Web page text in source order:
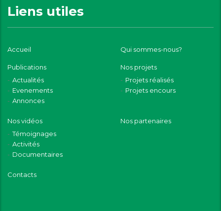
Liens utiles
Accueil Qui sommes-nous?
Publications
Actualités
Evenements
Annonces
Nos projets
Projets réalisés
Projets encours
Nos vidéos
Témoignages
Activités
Documentaires
Nos partenaires
Contacts